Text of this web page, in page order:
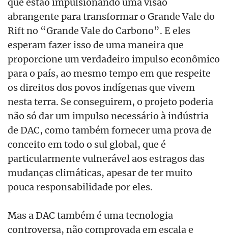
abrangente para transformar o Grande Vale do
Rift no “Grande Vale do Carbono”. E eles
esperam fazer isso de uma maneira que
proporcione um verdadeiro impulso econômico
para o país, ao mesmo tempo em que respeite
os direitos dos povos indígenas que vivem
nesta terra. Se conseguirem, o projeto poderia
não só dar um impulso necessário à indústria
de DAC, como também fornecer uma prova de
conceito em todo o sul global, que é
particularmente vulnerável aos estragos das
mudanças climáticas, apesar de ter muito
pouca responsabilidade por eles.
Mas a DAC também é uma tecnologia
controversa, não comprovada em escala e